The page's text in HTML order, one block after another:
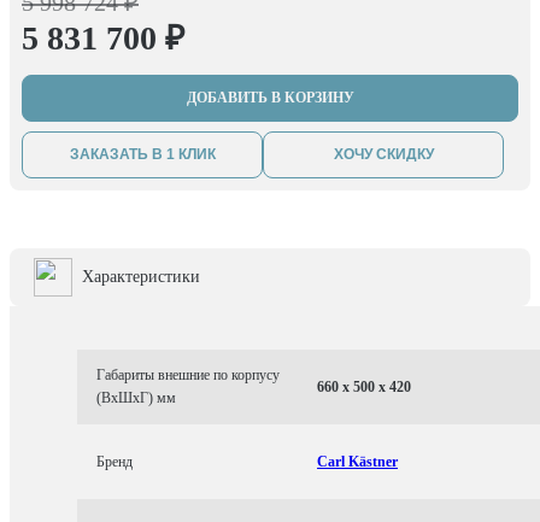
5 831 700 ₽
ДОБАВИТЬ В КОРЗИНУ
ЗАКАЗАТЬ В 1 КЛИК ХОЧУ СКИДКУ
Характеристики
Габариты внешние по корпусу
(ВхШхГ) мм
660 x 500 x 420
Бренд Carl Kästner